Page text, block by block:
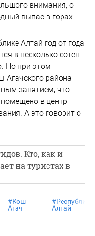
внимания, о
выпас в горах.
Алтай год от года
в несколько сотен
Но при этом
Агачского района
занятием, что
в центр
А это говорит о
Кто, как и
на туристах в
#Кош-
Агач
#Республика
Алтай